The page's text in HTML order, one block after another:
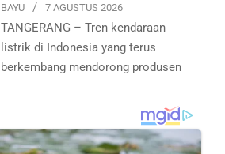
BAYU 7 AGUSTUS 2026
TANGERANG – Tren kendaraan
listrik di Indonesia yang terus
berkembang mendorong produsen